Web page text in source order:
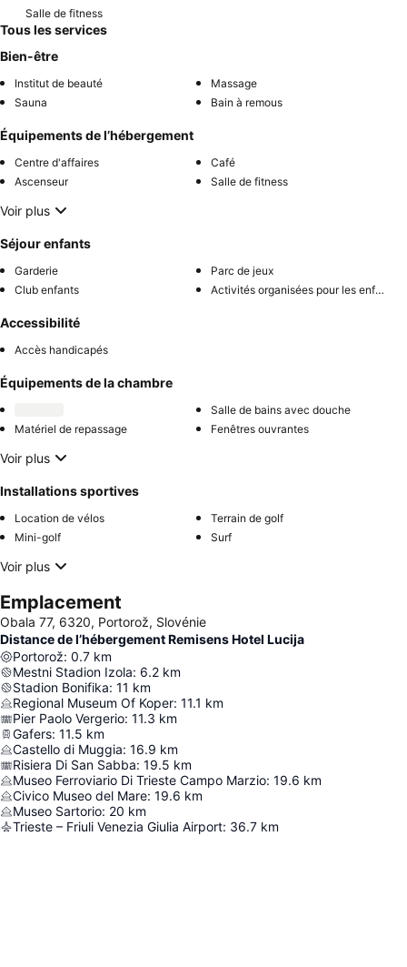
Salle de fitness
Tous les services
Bien-être
Institut de beauté
Massage
Sauna
Bain à remous
Équipements de l’hébergement
Centre d'affaires
Café
Ascenseur
Salle de fitness
Voir plus
Séjour enfants
Garderie
Parc de jeux
Club enfants
Activités organisées pour les enfants
Accessibilité
Accès handicapés
Équipements de la chambre
Salle de bains avec douche
Matériel de repassage
Fenêtres ouvrantes
Voir plus
Installations sportives
Location de vélos
Terrain de golf
Mini-golf
Surf
Voir plus
Emplacement
Obala 77, 6320, Portorož, Slovénie
Distance de l’hébergement Remisens Hotel Lucija
Portorož: 0.7 km
Mestni Stadion Izola: 6.2 km
Stadion Bonifika: 11 km
Regional Museum Of Koper: 11.1 km
Pier Paolo Vergerio: 11.3 km
Gafers: 11.5 km
Castello di Muggia: 16.9 km
Risiera Di San Sabba: 19.5 km
Museo Ferroviario Di Trieste Campo Marzio: 19.6 km
Civico Museo del Mare: 19.6 km
Museo Sartorio: 20 km
Trieste – Friuli Venezia Giulia Airport: 36.7 km